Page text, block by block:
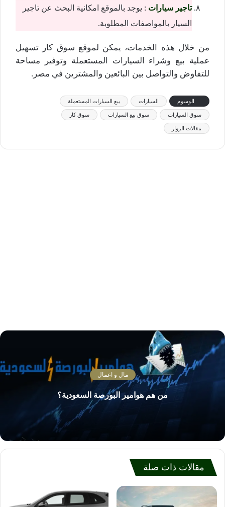
تاجير سيارات : يوجد بالموقع امكانية البحث عن تاجير
السيار بالمواصفات المطلوبة.
من خلال هذه الخدمات، يمكن لموقع سوق كار تسهيل
عملية بيع وشراء السيارات المستعملة وتوفير مساحة
للتفاوض والتواصل بين البائعين والمشترين في مصر.
الوسوم السيارات بيع السيارات المستعملة
سوق السيارات سوق بيع السيارات سوق كار
مقالات الزوار
مال و اعمال
من هم هوامير البورصة السعودية؟
مقالات ذات صلة